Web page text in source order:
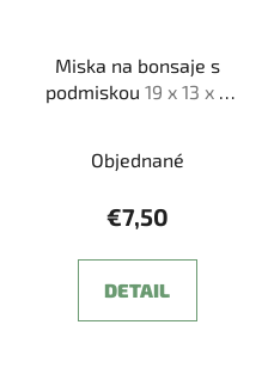
Miska na bonsaje s
podmiskou 19 x 13 x 6
Objednané
€7,50
DETAIL